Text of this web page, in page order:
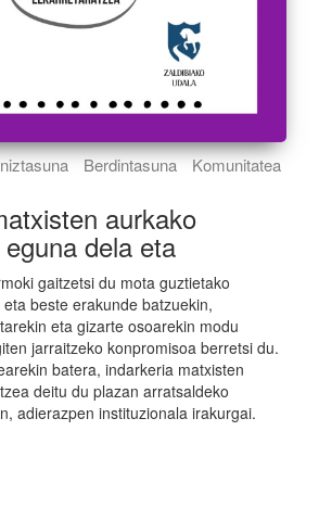
Berdintasuna
Komunitatea
aurkako
dela eta
gaitzetsi du mota guztietako
beste erakunde batzuekin,
eta gizarte osoarekin modu
jarraitzeko konpromisoa berretsi du.
batera, indarkeria matxisten
deitu du plazan arratsaldeko
adierazpen instituzionala irakurgai.